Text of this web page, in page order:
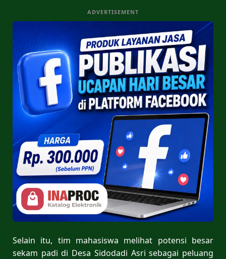
ADVERTISEMENT
Selain itu, tim mahasiswa melihat potensi besar
sekam padi di Desa Sidodadi Asri sebagai peluang